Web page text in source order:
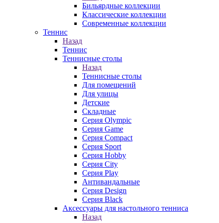
Бильярдные коллекции
Классические коллекции
Современные коллекции
Теннис
Назад
Теннис
Теннисные столы
Назад
Теннисные столы
Для помещений
Для улицы
Детские
Складные
Серия Olympic
Серия Game
Серия Compact
Серия Sport
Серия Hobby
Серия City
Серия Play
Антивандальные
Серия Design
Серия Black
Аксессуары для настольного тенниса
Назад